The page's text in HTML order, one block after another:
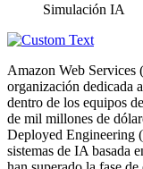
Simulación IA
Amazon Web Services
organización dedicada
dentro de los equipos
de mil millones de
Deployed Engineering
sistemas de IA basada